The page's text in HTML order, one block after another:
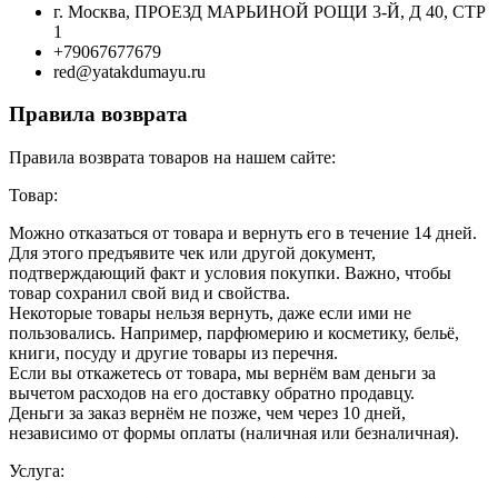
г. Москва, ПРОЕЗД МАРЬИНОЙ РОЩИ 3-Й, Д 40, СТР
1
+79067677679
red@yatakdumayu.ru
Правила возврата
Правила возврата товаров на нашем сайте:
Товар:
Можно отказаться от товара и вернуть его в течение 14 дней.
Для этого предъявите чек или другой документ,
подтверждающий факт и условия покупки. Важно, чтобы
товар сохранил свой вид и свойства.
Некоторые товары нельзя вернуть, даже если ими не
пользовались. Например, парфюмерию и косметику, бельё,
книги, посуду и другие товары из перечня.
Если вы откажетесь от товара, мы вернём вам деньги за
вычетом расходов на его доставку обратно продавцу.
Деньги за заказ вернём не позже, чем через 10 дней,
независимо от формы оплаты (наличная или безналичная).
Услуга: